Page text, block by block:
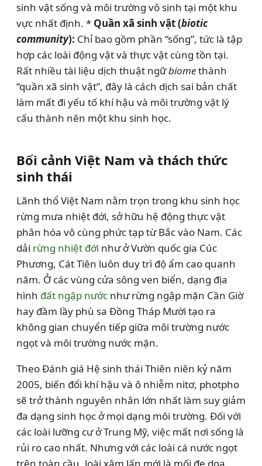
sinh vật sống và môi trường vô sinh tại một khu
vực nhất định. * Quần xã sinh vật (biotic
community): Chỉ bao gồm phần “sống”, tức là tập
hợp các loài động vật và thực vật cùng tồn tại.
Rất nhiều tài liệu dịch thuật ngữbiomethành
“quần xã sinh vật”, đây là cách dịch sai bản chất
làm mất đi yếu tố khí hậu và môi trường vật lý
cấu thành nên một khu sinh học.
Bối cảnh Việt Nam và thách thức
sinh thái
Lãnh thổ Việt Nam nằm trọn trong khu sinh học
rừng mưa nhiệt đới, sở hữu hệ động thực vật
phân hóa vô cùng phức tạp từ Bắc vào Nam. Các
dải rừng nhiệt đới như ở Vườn quốc gia Cúc
Phương, Cát Tiên luôn duy trì độ ẩm cao quanh
năm. Ở các vùng cửa sông ven biển, dạng địa
hình đất ngập nước như rừng ngập mặn Cần Giờ
hay đầm lầy phù sa Đồng Tháp Mười tạo ra
không gian chuyển tiếp giữa môi trường nước
ngọt và môi trường nước mặn.
Theo Đánh giá Hệ sinh thái Thiên niên kỷ năm
2005, biến đổi khí hậu và ô nhiễm nitơ, photpho
sẽ trở thành nguyên nhân lớn nhất làm suy giảm
đa dạng sinh học ở mọi dạng môi trường. Đối với
các loài lưỡng cư ở Trung Mỹ, việc mất nơi sống là
rủi ro cao nhất. Nhưng với các loài cá nước ngọt
trên toàn cầu, loài xâm lấn mới là mối đe dọa